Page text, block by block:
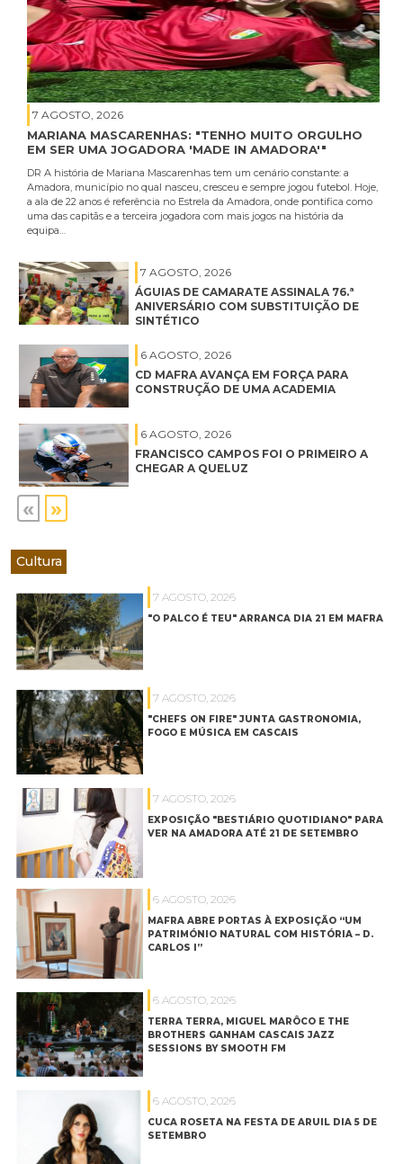
7 AGOSTO, 2026
MARIANA MASCARENHAS: "TENHO MUITO ORGULHO
EM SER UMA JOGADORA 'MADE IN AMADORA'"
DR A história de Mariana Mascarenhas tem um cenário constante: a
Amadora, município no qual nasceu, cresceu e sempre jogou futebol. Hoje,
a ala de 22 anos é referência no Estrela da Amadora, onde pontifica como
uma das capitãs e a terceira jogadora com mais jogos na história da
equipa…
7 AGOSTO, 2026
ÁGUIAS DE CAMARATE ASSINALA 76.ª
ANIVERSÁRIO COM SUBSTITUIÇÃO DE
SINTÉTICO
6 AGOSTO, 2026
CD MAFRA AVANÇA EM FORÇA PARA
CONSTRUÇÃO DE UMA ACADEMIA
6 AGOSTO, 2026
FRANCISCO CAMPOS FOI O PRIMEIRO A
CHEGAR A QUELUZ
« »
Cultura
7 AGOSTO, 2026
"O PALCO É TEU" ARRANCA DIA 21 EM MAFRA
7 AGOSTO, 2026
"CHEFS ON FIRE" JUNTA GASTRONOMIA,
FOGO E MÚSICA EM CASCAIS
7 AGOSTO, 2026
EXPOSIÇÃO "BESTIÁRIO QUOTIDIANO" PARA
VER NA AMADORA ATÉ 21 DE SETEMBRO
6 AGOSTO, 2026
MAFRA ABRE PORTAS À EXPOSIÇÃO “UM
PATRIMÓNIO NATURAL COM HISTÓRIA – D.
CARLOS I”
6 AGOSTO, 2026
TERRA TERRA, MIGUEL MARÔCO E THE
BROTHERS GANHAM CASCAIS JAZZ
SESSIONS BY SMOOTH FM
6 AGOSTO, 2026
CUCA ROSETA NA FESTA DE ARUIL DIA 5 DE
SETEMBRO